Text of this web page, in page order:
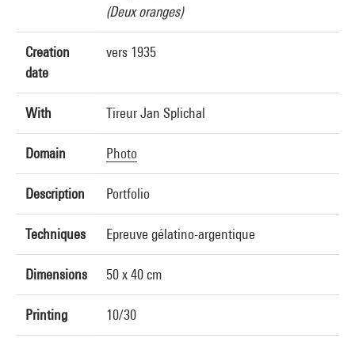
(Deux oranges)
Creation
date
vers 1935
With Tireur Jan Splichal
Domain Photo
Description Portfolio
Techniques Epreuve gélatino-argentique
Dimensions 50 x 40 cm
Printing 10/30